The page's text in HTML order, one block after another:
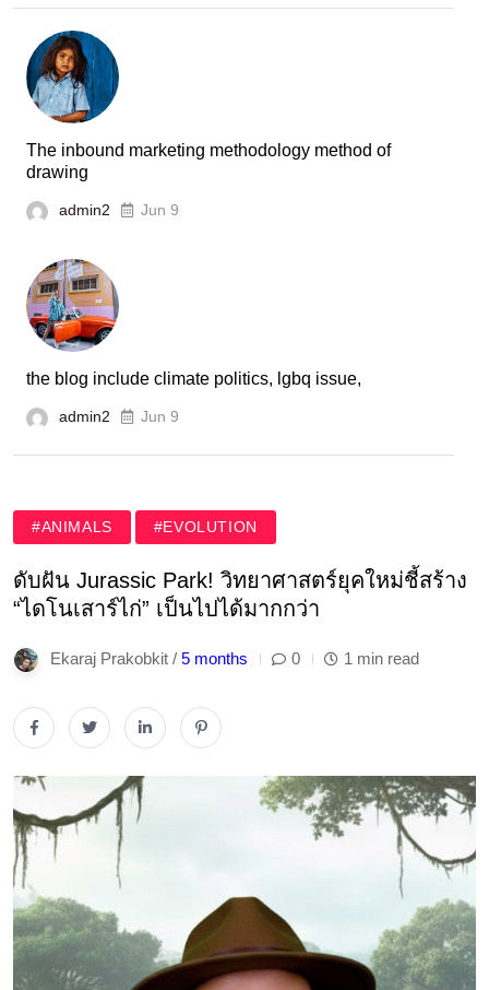
The inbound marketing methodology method of
drawing
admin2 Jun 9
the blog include climate politics, lgbq issue,
admin2 Jun 9
#ANIMALS #EVOLUTION
ดับฝัน Jurassic Park! วิทยาศาสตร์ยุคใหม่ชี้สร้าง
“ไดโนเสาร์ไก่” เป็นไปได้มากกว่า
Ekaraj Prakobkit / 5 months 0 1 min read